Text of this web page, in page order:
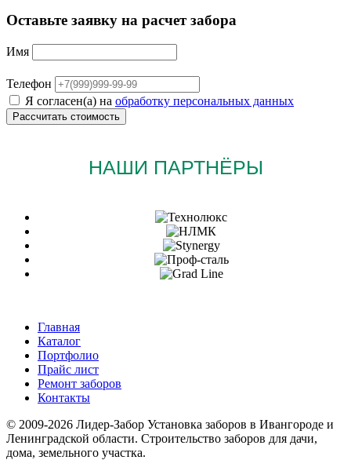
Оставьте заявку на расчет забора
Имя
Телефон
Я согласен(а) на обработку персональных данных
НАШИ ПАРТНЁРЫ
Главная
Каталог
Портфолио
Прайс лист
Ремонт заборов
Контакты
© 2009-2026 Лидер-Забор Установка заборов в Ивангороде и
Ленинградской области. Строительство заборов для дачи,
дома, земельного участка.